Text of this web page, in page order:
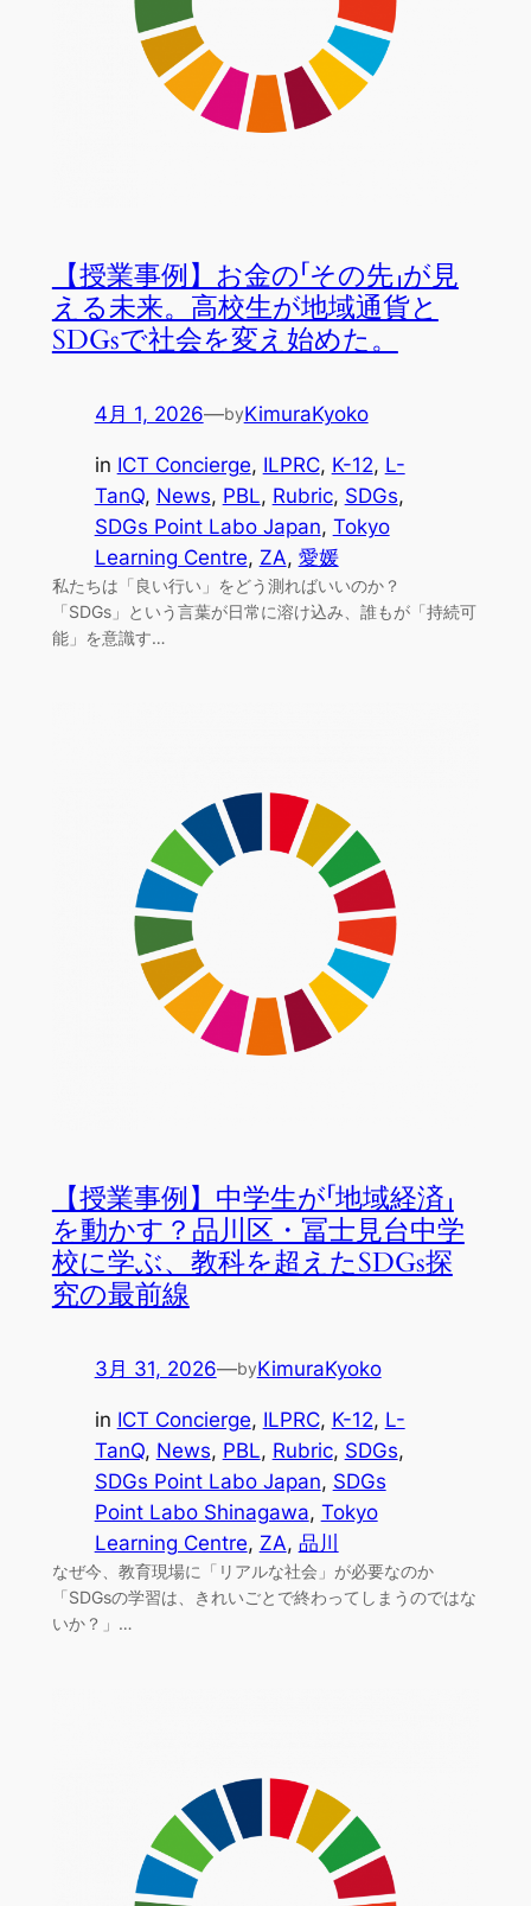
【授業事例】お金の「その先」が見
える未来。高校生が地域通貨と
SDGsで社会を変え始めた。
4月 1, 2026—byKimuraKyoko
in ICT Concierge, ILPRC, K-12, L-
TanQ, News, PBL, Rubric, SDGs
SDGs Point Labo Japan, Tokyo
Learning Centre, ZA, 愛媛
私たちは「良い行い」をどう測ればいいのか？
「SDGs」という言葉が日常に溶け込み、誰もが「持続可
能」を意識す…
【授業事例】中学生が「地域経済」
を動かす？品川区・冨士見台中学
校に学ぶ、教科を超えたSDGs探
究の最前線
3月 31, 2026—byKimuraKyoko
in ICT Concierge, ILPRC, K-12, L-
TanQ, News, PBL, Rubric, SDGs
SDGs Point Labo Japan, SDGs
Point Labo Shinagawa, Tokyo
Learning Centre, ZA, 品川
なぜ今、教育現場に「リアルな社会」が必要なのか
「SDGsの学習は、きれいごとで終わってしまうのではな
いか？」…